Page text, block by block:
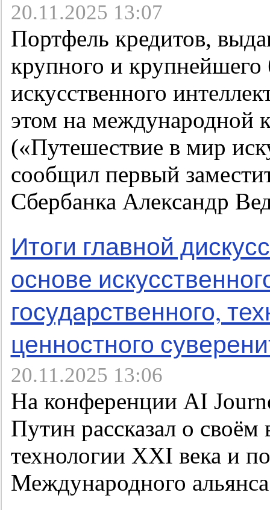
20.11.2025 13:07
Портфель кредитов,
крупного и
искусственного
этом на международной
(«Путешествие в мир
сообщил первый
Сбербанка Александр
Итоги главной
основе
государственного,
ценностного
20.11.2025 13:06
На конференции AI
Путин рассказал о своём
технологии XXI века и
Международного